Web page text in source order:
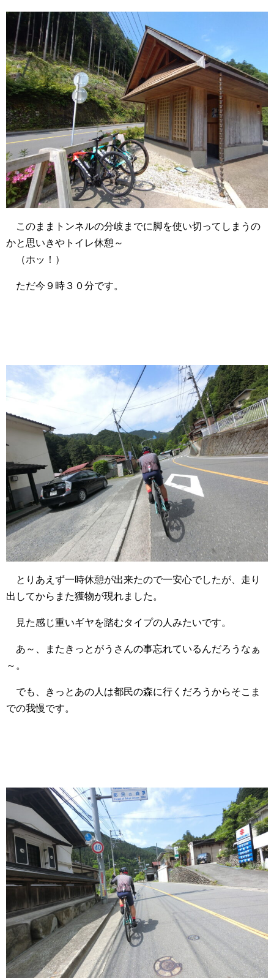
このままトンネルの分岐までに脚を使い切ってしまうの
かと思いきやトイレ休憩～
（ホッ！）
ただ今９時３０分です。
とりあえず一時休憩が出来たので一安心でしたが、走り
出してからまた獲物が現れました。
見た感じ重いギヤを踏むタイプの人みたいです。
あ～、またきっとがうさんの事忘れているんだろうなぁ
～。
でも、きっとあの人は都民の森に行くだろうからそこま
での我慢です。